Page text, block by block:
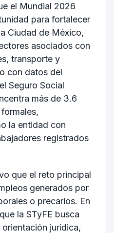
el Mundial 2026
para fortalecer
Ciudad de México,
asociados con
transporte y
con datos del
Seguro Social
más de 3.6
la entidad con
registrados
que el reto principal
generados por
o precarios. En
la STyFE busca
jurídica,